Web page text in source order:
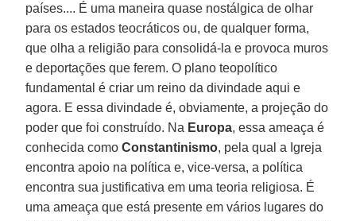
países.... É uma maneira quase nostálgica de olhar
para os estados teocráticos ou, de qualquer forma,
que olha a religião para consolidá-la e provoca muros
e deportações que ferem. O plano teopolítico
fundamental é criar um reino da divindade aqui e
agora. E essa divindade é, obviamente, a projeção do
poder que foi construído. Na Europa, essa ameaça é
conhecida comoConstantinismo, pela qual a Igreja
encontra apoio na política e, vice-versa, a política
encontra sua justificativa em uma teoria religiosa. É
uma ameaça que está presente em vários lugares do